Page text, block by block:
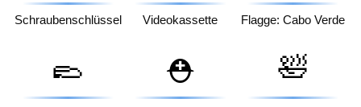
Schraubenschlüssel Videokassette Flagge: Cabo Verde
🥿 ⛑️ 🛀